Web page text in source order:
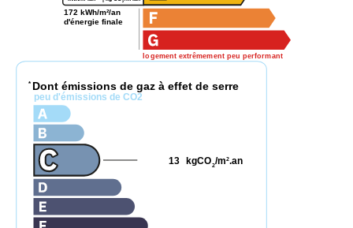
logement extrêmement peu performant
172 kWh/m²/an
d'énergie finale
* Dont émissions de gaz à effet de serre
peu d'émissions de CO2
kgCO2/m2.an
13